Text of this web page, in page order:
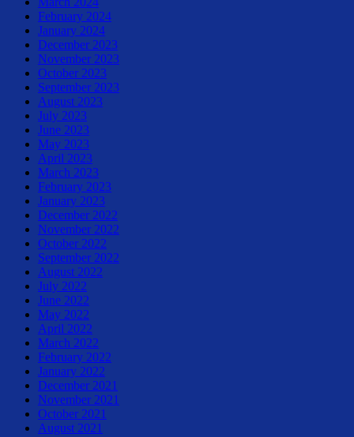
February 2024
January 2024
December 2023
November 2023
October 2023
September 2023
August 2023
July 2023
June 2023
May 2023
April 2023
March 2023
February 2023
January 2023
December 2022
November 2022
October 2022
September 2022
August 2022
July 2022
June 2022
May 2022
April 2022
March 2022
February 2022
January 2022
December 2021
November 2021
October 2021
August 2021